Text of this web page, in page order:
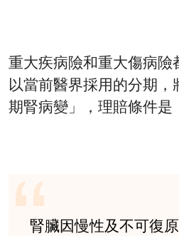
重大疾病險和重大傷病險
以當前醫界採用的分期
期腎病變」，理賠條件是
腎臟因慢性及不可復